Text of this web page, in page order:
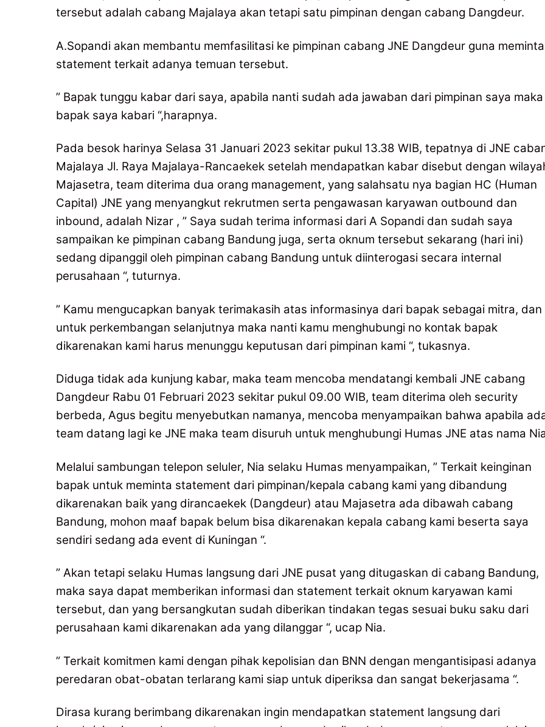
tersebut adalah cabang Majalaya akan tetapi satu pimpinan dengan cabang Dangdeur.
A.Sopandi akan membantu memfasilitasi ke pimpinan cabang JNE Dangdeur guna meminta
statement terkait adanya temuan tersebut.
” Bapak tunggu kabar dari saya, apabila nanti sudah ada jawaban dari pimpinan saya maka
bapak saya kabari “,harapnya.
Pada besok harinya Selasa 31 Januari 2023 sekitar pukul 13.38 WIB, tepatnya di JNE
Majalaya Jl. Raya Majalaya-Rancaekek setelah mendapatkan kabar disebut dengan
Majasetra, team diterima dua orang management, yang salahsatu nya bagian HC (Human
Capital) JNE yang menyangkut rekrutmen serta pengawasan karyawan outbound dan
inbound, adalah Nizar , ” Saya sudah terima informasi dari A Sopandi dan sudah saya
sampaikan ke pimpinan cabang Bandung juga, serta oknum tersebut sekarang (hari ini)
sedang dipanggil oleh pimpinan cabang Bandung untuk diinterogasi secara internal
perusahaan “, tuturnya.
” Kamu mengucapkan banyak terimakasih atas informasinya dari bapak sebagai mitra, dan
untuk perkembangan selanjutnya maka nanti kamu menghubungi no kontak bapak
dikarenakan kami harus menunggu keputusan dari pimpinan kami “, tukasnya.
Diduga tidak ada kunjung kabar, maka team mencoba mendatangi kembali JNE cabang
Dangdeur Rabu 01 Februari 2023 sekitar pukul 09.00 WIB, team diterima oleh security
berbeda, Agus begitu menyebutkan namanya, mencoba menyampaikan bahwa apabila
team datang lagi ke JNE maka team disuruh untuk menghubungi Humas JNE atas nama
Melalui sambungan telepon seluler, Nia selaku Humas menyampaikan, ” Terkait keinginan
bapak untuk meminta statement dari pimpinan/kepala cabang kami yang dibandung
dikarenakan baik yang dirancaekek (Dangdeur) atau Majasetra ada dibawah cabang
Bandung, mohon maaf bapak belum bisa dikarenakan kepala cabang kami beserta saya
sendiri sedang ada event di Kuningan “.
” Akan tetapi selaku Humas langsung dari JNE pusat yang ditugaskan di cabang Bandung,
maka saya dapat memberikan informasi dan statement terkait oknum karyawan kami
tersebut, dan yang bersangkutan sudah diberikan tindakan tegas sesuai buku saku dari
perusahaan kami dikarenakan ada yang dilanggar “, ucap Nia.
” Terkait komitmen kami dengan pihak kepolisian dan BNN dengan mengantisipasi adanya
peredaran obat-obatan terlarang kami siap untuk diperiksa dan sangat bekerjasama “.
Dirasa kurang berimbang dikarenakan ingin mendapatkan statement langsung dari